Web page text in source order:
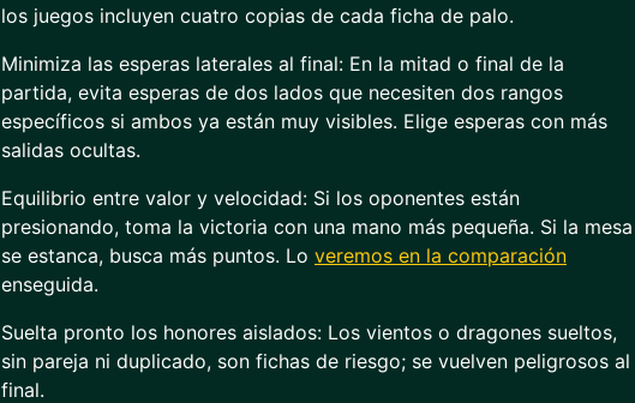
los juegos incluyen cuatro copias de cada ficha de palo.
Minimiza las esperas laterales al final: En la mitad o final de la
partida, evita esperas de dos lados que necesiten dos rangos
específicos si ambos ya están muy visibles. Elige esperas con más
salidas ocultas.
Equilibrio entre valor y velocidad: Si los oponentes están
presionando, toma la victoria con una mano más pequeña. Si la mesa
se estanca, busca más puntos. Lo veremos en la comparación
enseguida.
Suelta pronto los honores aislados: Los vientos o dragones sueltos,
sin pareja ni duplicado, son fichas de riesgo; se vuelven peligrosos al
final.